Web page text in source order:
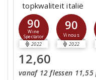
topkwaliteit italië
90
Wine
Spectator
2022
90
Vinous
2022
12,60
vanaf 12 flessen 11,55